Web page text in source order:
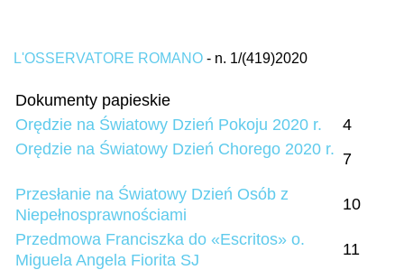
L'OSSERVATORE ROMANO - n. 1/(419)2020
Dokumenty papieskie
Orędzie na Światowy Dzień Pokoju 2020 r.
4
Orędzie na Światowy Dzień Chorego 2020 r.
7
Przesłanie na Światowy Dzień Osób z
Niepełnosprawnościami
10
Przedmowa Franciszka do «Escritos» o.
Miguela Angela Fiorita SJ
11